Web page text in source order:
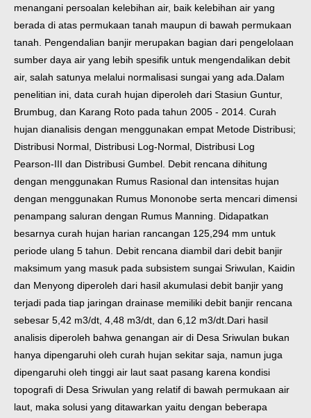
menangani persoalan kelebihan air, baik kelebihan air yang
berada di atas permukaan tanah maupun di bawah permukaan
tanah. Pengendalian banjir merupakan bagian dari pengelolaan
sumber daya air yang lebih spesifik untuk mengendalikan debit
air, salah satunya melalui normalisasi sungai yang ada. Dalam
penelitian ini, data curah hujan diperoleh dari Stasiun Guntur,
Brumbug, dan Karang Roto pada tahun 2005 - 2014. Curah
hujan dianalisis dengan menggunakan empat Metode Distribusi;
Distribusi Normal, Distribusi Log-Normal, Distribusi Log
Pearson-III dan Distribusi Gumbel. Debit rencana dihitung
dengan menggunakan Rumus Rasional dan intensitas hujan
dengan menggunakan Rumus Mononobe serta mencari dimensi
penampang saluran dengan Rumus Manning. Didapatkan
besarnya curah hujan harian rancangan 125,294 mm untuk
periode ulang 5 tahun. Debit rencana diambil dari debit banjir
maksimum yang masuk pada subsistem sungai Sriwulan, Kaidin
dan Menyong diperoleh dari hasil akumulasi debit banjir yang
terjadi pada tiap jaringan drainase memiliki debit banjir rencana
sebesar 5,42 m3/dt, 4,48 m3/dt, dan 6,12 m3/dt. Dari hasil
analisis diperoleh bahwa genangan air di Desa Sriwulan bukan
hanya dipengaruhi oleh curah hujan sekitar saja, namun juga
dipengaruhi oleh tinggi air laut saat pasang karena kondisi
topografi di Desa Sriwulan yang relatif di bawah permukaan air
laut, maka solusi yang ditawarkan yaitu dengan beberapa